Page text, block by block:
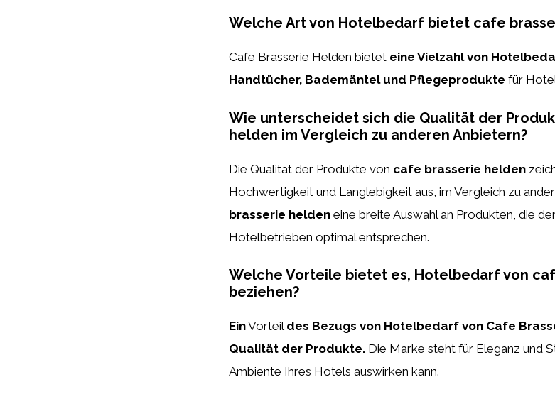
Welche Art von Hotelbedarf bietet cafe
Cafe Brasserie Helden bietet eine Vielzahl von
Handtücher, Bademäntel und Pflegeprodukte für
Wie unterscheidet sich die Qualität der
helden im Vergleich zu anderen Anbietern?
Die Qualität der Produkte von cafe brasserie helden
Hochwertigkeit und Langlebigkeit aus, im Vergleich zu
brasserie helden eine breite Auswahl an Produkten, die
Hotelbetrieben optimal entsprechen.
Welche Vorteile bietet es, Hotelbedarf von
beziehen?
EinVorteil des Bezugs von Hotelbedarf von Cafe
Qualität der Produkte. Die Marke steht für Eleganz und
Ambiente Ihres Hotels auswirken kann.